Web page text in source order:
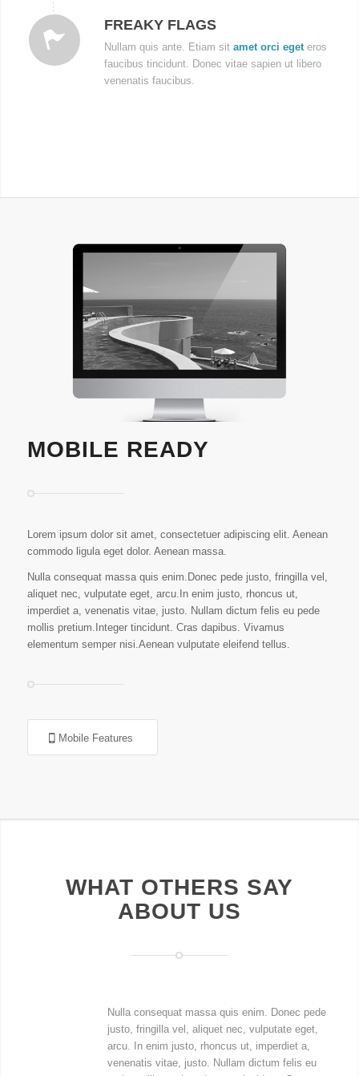
FREAKY FLAGS
Nullam quis ante. Etiam sit amet orci egeteros
faucibus tincidunt. Donec vitae sapien ut libero
venenatis faucibus.
MOBILE READY
Lorem ipsum dolor sit amet, consectetuer adipiscing elit. Aenean
commodo ligula eget dolor. Aenean massa.
Nulla consequat massa quis enim.Donec pede justo, fringilla vel,
aliquet nec, vulputate eget, arcu.In enim justo, rhoncus ut,
imperdiet a, venenatis vitae, justo. Nullam dictum felis eu pede
mollis pretium.Integer tincidunt. Cras dapibus. Vivamus
elementum semper nisi.Aenean vulputate eleifend tellus.
Mobile Features
WHAT OTHERS SAY
ABOUT US
Nulla consequat massa quis enim. Donec pede
justo, fringilla vel, aliquet nec, vulputate eget,
arcu. In enim justo, rhoncus ut, imperdiet a,
venenatis vitae, justo. Nullam dictum felis eu